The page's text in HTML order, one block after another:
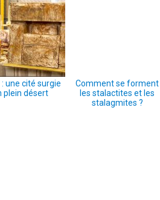
: une cité surgie
plein désert
Comment se forment
les stalactites et les
stalagmites ?